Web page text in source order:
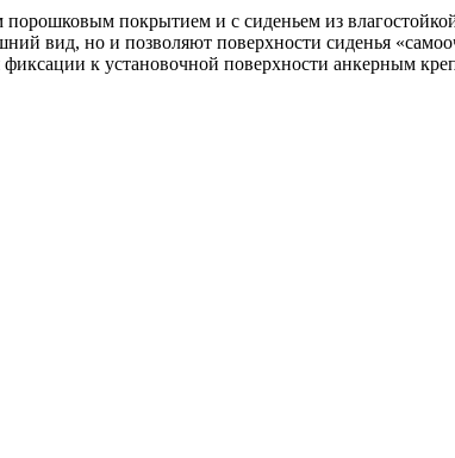
покрытием и с сиденьем из
вид, но и позволяют поверхности сиденья
к установочной поверхности анкерным